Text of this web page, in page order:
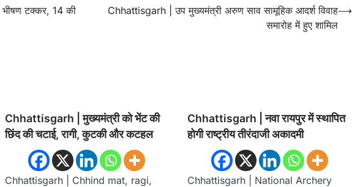
भीषण टक्कर, 14 की
Chhattisgarh | उप मुख्यमंत्री अरुण साव सामूहिक आदर्श विवाह
समारोह में हुए शामिल
⟶
Chhattisgarh | मुख्यमंत्री को भेंट की
छिंद की चटाई, रागी, कुटकी और कटहल
Chhattisgarh | Chhind mat, ragi,
Chhattisgarh | नवा रायपुर में स्थापित
होगी राष्ट्रीय तीरंदाजी अकादमी
Chhattisgarh | National Archery